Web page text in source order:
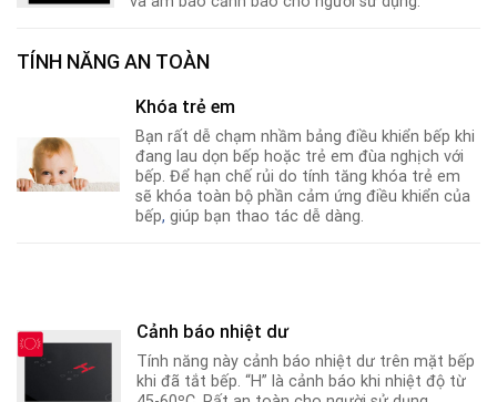
TÍNH NĂNG AN TOÀN
Khóa trẻ em
Bạn rất dễ chạm nhầm bảng điều khiển bếp khi
đang lau dọn bếp hoặc trẻ em đùa nghịch với
bếp. Để hạn chế rủi do tính tăng khóa trẻ em
sẽ khóa toàn bộ phần cảm ứng điều khiển của
bếp, giúp bạn thao tác dễ dàng.
Cảnh báo nhiệt dư
Tính năng này cảnh báo nhiệt dư trên mặt bếp
khi đã tắt bếp. “H” là cảnh báo khi nhiệt độ từ